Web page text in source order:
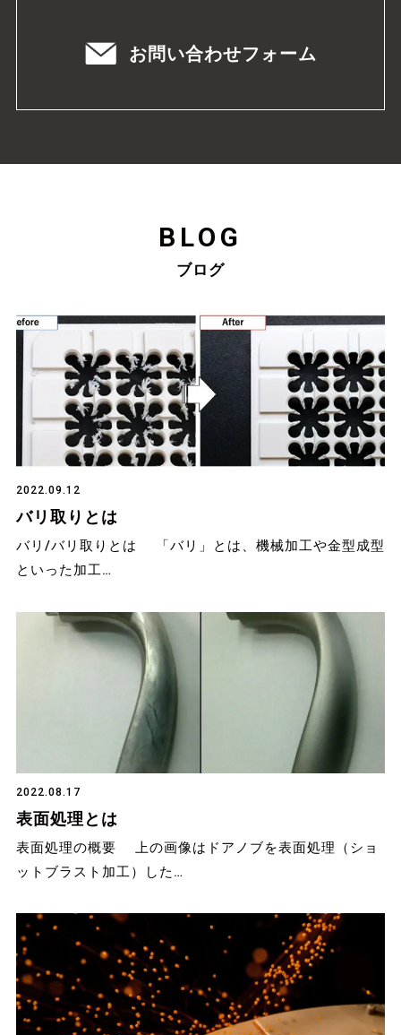
お問い合わせフォーム
BLOG
ブログ
2022.09.12
バリ取りとは
バリ/バリ取りとは 「バリ」とは、機械加工や金型成型
といった加工…
2022.08.17
表面処理とは
表面処理の概要 上の画像はドアノブを表面処理（ショ
ットブラスト加工）した…